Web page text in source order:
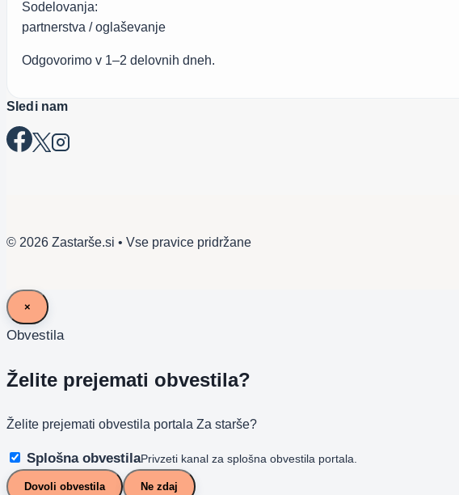
Sodelovanja:
partnerstva / oglaševanje
Odgovorimo v 1–2 delovnih dneh.
Sledi nam
© 2026 Zastarše.si • Vse pravice pridržane
×
Obvestila
Želite prejemati obvestila?
Želite prejemati obvestila portala Za starše?
Splošna obvestilaPrivzeti kanal za splošna obvestila portala.
Dovoli obvestila Ne zdaj